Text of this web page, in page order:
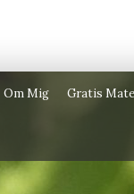
Om Mig Gratis